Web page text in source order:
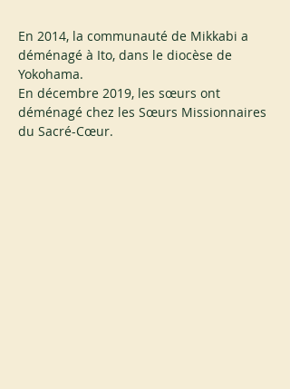
En 2014, la communauté de Mikkabi a
déménagé à Ito, dans le diocèse de
Yokohama.
En décembre 2019, les sœurs ont
déménagé chez les Sœurs Missionnaires
du Sacré-Cœur.